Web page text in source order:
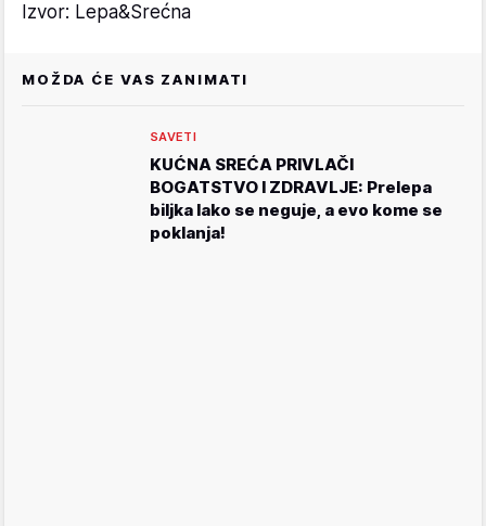
Izvor: Lepa&Srećna
MOŽDA ĆE VAS ZANIMATI
SAVETI
KUĆNA SREĆA PRIVLAČI
BOGATSTVO I ZDRAVLJE: Prelepa
biljka lako se neguje, a evo kome se
poklanja!